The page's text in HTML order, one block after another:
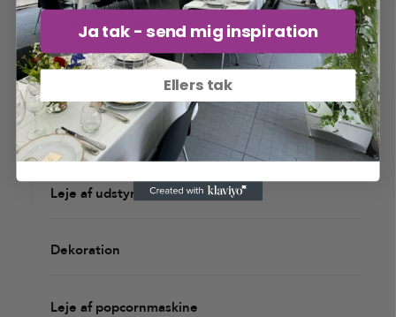
Cocktails og drinks
Leje af varmekanon
Lej slushice maskine
Leje af udstyr til bar og garderobe
Dekoration
Leje af popcornmaskine
Ja tak - send mig inspiration
Ellers tak